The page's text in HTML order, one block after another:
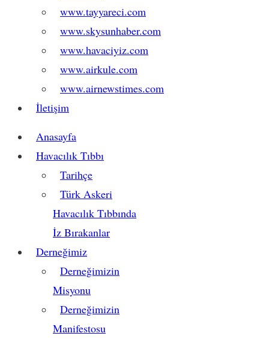
www.tayyareci.com
www.skysunhaber.com
www.havaciyiz.com
www.airkule.com
www.airnewstimes.com
İletişim
Anasayfa
Havacılık Tıbbı
Tarihçe
Türk Askeri
Havacılık Tıbbında
İz Bırakanlar
Derneğimiz
Derneğimizin
Misyonu
Derneğimizin
Manifestosu